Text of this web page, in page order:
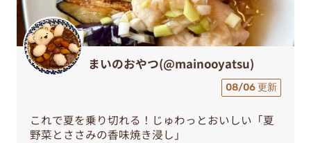
まいのおやつ(@mainooyatsu)
08/06 更新
これで夏を乗り切れる！じゅわっとおいしい「夏
野菜とささみの香味焼き浸し」